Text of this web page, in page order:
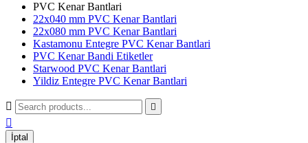
PVC Kenar Bantlari
22x040 mm PVC Kenar Bantlari
22x080 mm PVC Kenar Bantlari
Kastamonu Entegre PVC Kenar Bantlari
PVC Kenar Bandi Etiketler
Starwood PVC Kenar Bantlari
Yildiz Entegre PVC Kenar Bantlari
 

İptal